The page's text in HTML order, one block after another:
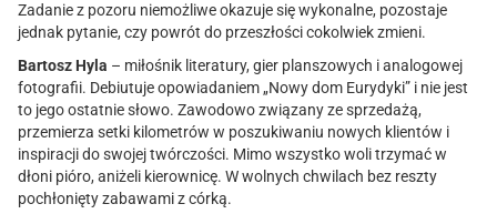
Zadanie z pozoru niemożliwe okazuje się wykonalne, pozostaje
jednak pytanie, czy powrót do przeszłości cokolwiek zmieni.
Bartosz Hyla – miłośnik literatury, gier planszowych i analogowej
fotografii. Debiutuje opowiadaniem „Nowy dom Eurydyki” i nie jest
to jego ostatnie słowo. Zawodowo związany ze sprzedażą,
przemierza setki kilometrów w poszukiwaniu nowych klientów i
inspiracji do swojej twórczości. Mimo wszystko woli trzymać w
dłoni pióro, aniżeli kierownicę. W wolnych chwilach bez reszty
pochłonięty zabawami z córką.